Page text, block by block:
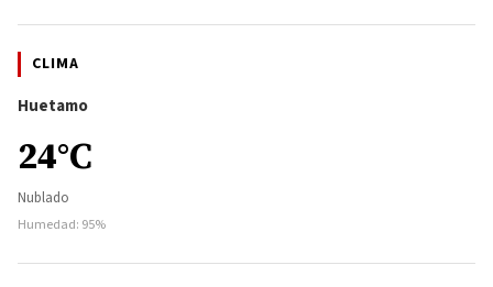
CLIMA
Huetamo
24°C
Nublado
Humedad: 95%